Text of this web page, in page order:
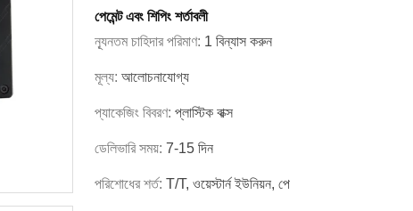
পেমেন্ট এবং শিপিং শর্তাবলী
ন্যূনতম চাহিদার পরিমাণ: 1 বিন্যাস করুন
মূল্য: আলোচনাযোগ্য
প্যাকেজিং বিবরণ: প্লাস্টিক বাক্স
ডেলিভারি সময়: 7-15 দিন
পরিশোধের শর্ত: T/T, ওয়েস্টার্ন ইউনিয়ন, পে